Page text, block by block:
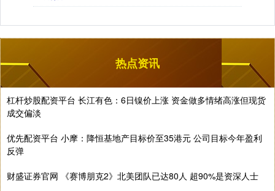
热点资讯
杠杆炒股配资平台 长江有色：6日镍价上涨 资金做多情绪高涨但现货
成交偏淡
优先配资平台 小摩：降恒基地产目标价至35港元 公司目标今年盈利
反弹
财盛证券官网 《赛博朋克2》北美团队已达80人 超90%是资深人士